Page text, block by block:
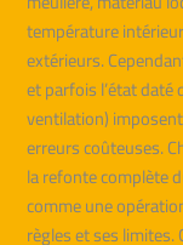
température
extérieurs.
et parfois l’état
ventilation)
erreurs coûteuses.
la refonte complète
comme une
règles et ses